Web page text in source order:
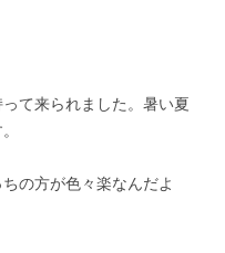
て来られました。暑い夏
の方が色々楽なんだよ